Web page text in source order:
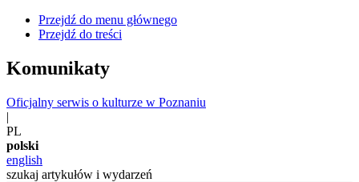
Przejdź do menu głównego
Przejdź do treści
Komunikaty
Oficjalny serwis o kulturze w Poznaniu
|
PL
polski
english
szukaj artykułów i wydarzeń